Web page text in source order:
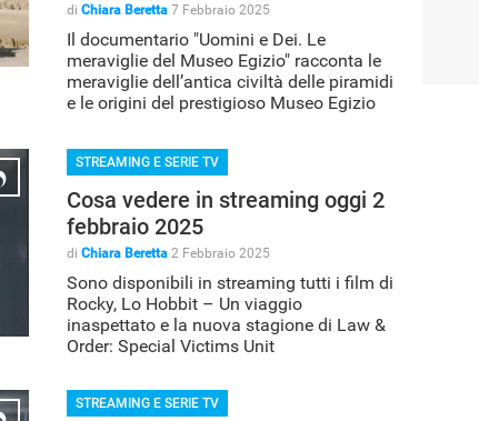
di Chiara Beretta 7 Febbraio 2025
Il documentario "Uomini e Dei. Le
meraviglie del Museo Egizio" racconta le
meraviglie dell’antica civiltà delle piramidi
e le origini del prestigioso Museo Egizio
STREAMING E SERIE TV
Cosa vedere in streaming oggi 2
febbraio 2025
di Chiara Beretta 2 Febbraio 2025
Sono disponibili in streaming tutti i film di
Rocky, Lo Hobbit – Un viaggio
inaspettato e la nuova stagione di Law &
Order: Special Victims Unit
STREAMING E SERIE TV